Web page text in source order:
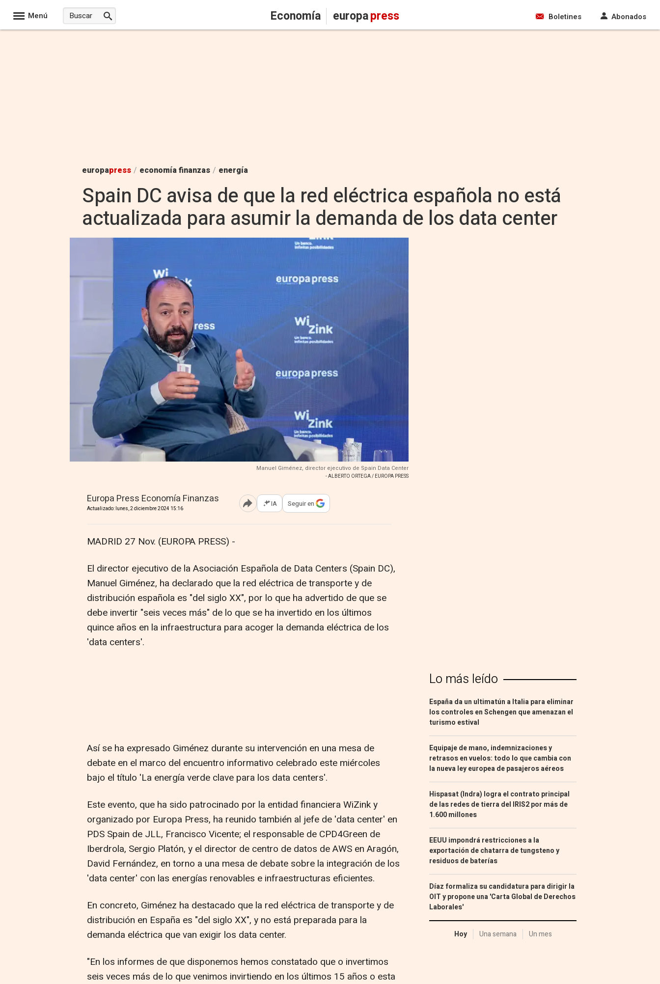
Menú Economía europapress Boletines Abonados
europapress / economía finanzas / energía
Spain DC avisa de que la red eléctrica española no está
actualizada para asumir la demanda de los data center
Manuel Giménez, director ejecutivo de Spain Data Center
- ALBERTO ORTEGA / EUROPA PRESS
Europa Press Economía Finanzas
Actualizado: lunes, 2 diciembre 2024 15:16 Abrir opciones para compartir
IA Seguir en
MADRID 27 Nov. (EUROPA PRESS) -
El director ejecutivo de la Asociación Española de Data Centers (Spain DC),
Manuel Giménez, ha declarado que la red eléctrica de transporte y de
distribución española es "del siglo XX", por lo que ha advertido de que se
debe invertir "seis veces más" de lo que se ha invertido en los últimos
quince años en la infraestructura para acoger la demanda eléctrica de los
'data centers'.
Así se ha expresado Giménez durante su intervención en una mesa de
debate en el marco del encuentro informativo celebrado este miércoles
bajo el título 'La energía verde clave para los data centers'.
Este evento, que ha sido patrocinado por la entidad financiera WiZink y
organizado por Europa Press, ha reunido también al jefe de 'data center' en
PDS Spain de JLL, Francisco Vicente; el responsable de CPD4Green de
Iberdrola, Sergio Platón, y el director de centro de datos de AWS en Aragón,
David Fernández, en torno a una mesa de debate sobre la integración de los
'data center' con las energías renovables e infraestructuras eficientes.
En concreto, Giménez ha destacado que la red eléctrica de transporte y de
distribución en España es "del siglo XX", y no está preparada para la
demanda eléctrica que van exigir los data center.
"En los informes de que disponemos hemos constatado que o invertimos
seis veces más de lo que venimos invirtiendo en los últimos 15 años o esta
Lo más leído
España da un ultimatún a Italia para eliminar
los controles en Schengen que amenazan el
turismo estival
Equipaje de mano, indemnizaciones y
retrasos en vuelos: todo lo que cambia con
la nueva ley europea de pasajeros aéreos
Hispasat (Indra) logra el contrato principal
de las redes de tierra del IRIS2 por más de
1.600 millones
EEUU impondrá restricciones a la
exportación de chatarra de tungsteno y
residuos de baterías
Díaz formaliza su candidatura para dirigir la
OIT y propone una 'Carta Global de Derechos
Laborales'
Hoy Una semana Un mes